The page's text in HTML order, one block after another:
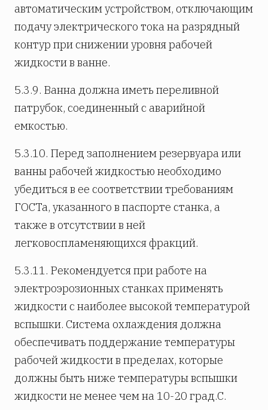
автоматическим устройством, отключающим
подачу электрического тока на разрядный
контур при снижении уровня рабочей
жидкости в ванне.
5.3.9. Ванна должна иметь переливной
патрубок, соединенный с аварийной
емкостью.
5.3.10. Перед заполнением резервуара или
ванны рабочей жидкостью необходимо
убедиться в ее соответствии требованиям
ГОСТа, указанного в паспорте станка, а
также в отсутствии в ней
легковоспламеняющихся фракций.
5.3.11. Рекомендуется при работе на
электроэрозионных станках применять
жидкости с наиболее высокой температурой
вспышки. Система охлаждения должна
обеспечивать поддержание температуры
рабочей жидкости в пределах, которые
должны быть ниже температуры вспышки
жидкости не менее чем на 10-20 град.С.